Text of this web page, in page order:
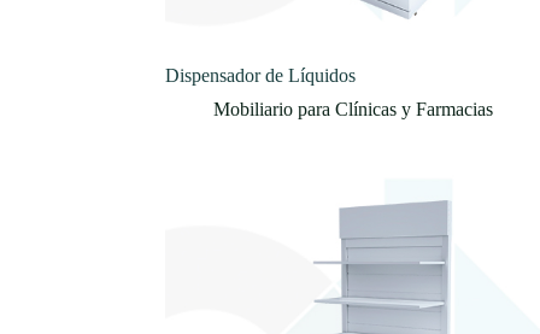
Dispensador de Líquidos
Mobiliario para Clínicas y Farmacias